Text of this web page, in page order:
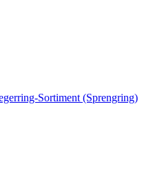
Sortiment (Sprengring)